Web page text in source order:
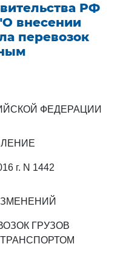
РФ
"О внесении
перевозок
ФЕДЕРАЦИИ
г. N 1442
ГРУЗОВ